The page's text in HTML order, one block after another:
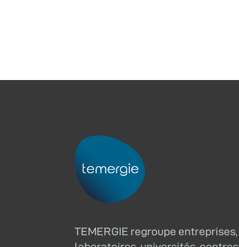
TEMERGIE regroupe entreprises,